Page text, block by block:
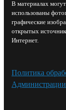
В материалах
использованы
графические
открытых
Интернет.
Политика
Администрации